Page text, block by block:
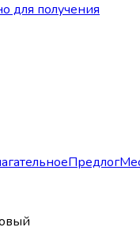
для получения
Предлог